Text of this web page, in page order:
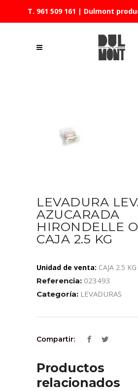
T. 961 509 161 | Dulmont
LEVADURA
AZUCARADA
HIRONDELLE
CAJA 2.5 KG
Unidad de venta: CAJA 2.5 KG
Referencia: 023493
Categoría: LEVADURAS
Compartir:
Productos
relacionados